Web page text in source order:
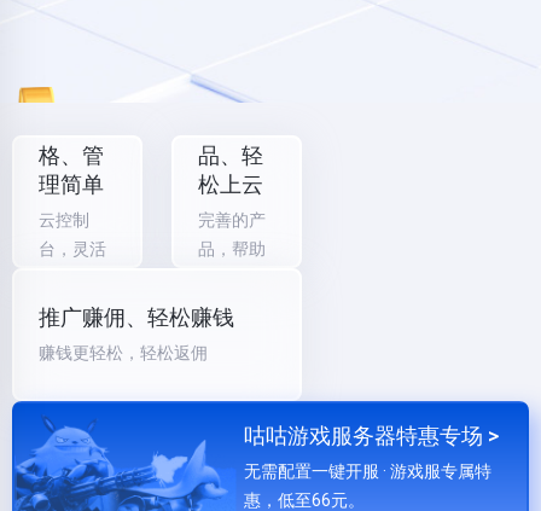
格、管
理简单
云控制
台，灵活
品、轻
松上云
完善的产
品，帮助
推广赚佣、轻松赚钱
赚钱更轻松，轻松返佣
咕咕游戏服务器特惠专场 >
无需配置一键开服 · 游戏服专属特
惠，低至66元。